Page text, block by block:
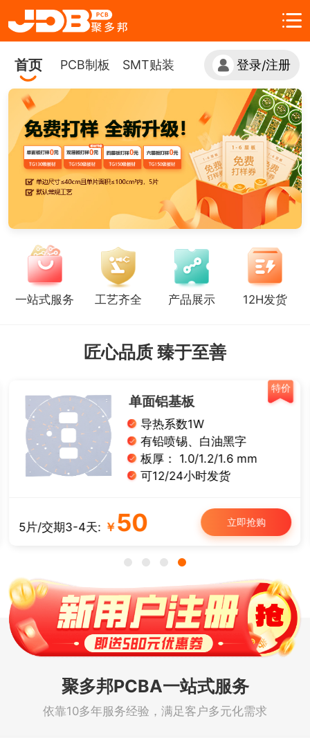
首页 PCB制板 SMT贴装 登录/注册
一站式服务 工艺齐全 产品展示 12H发货
匠心品质 臻于至善
特价
单面铝基板
导热系数1W
有铅喷锡、白油黑字
板厚： 1.0/1.2/1.6 mm
可12/24小时发货
5片/交期3-4天: ￥ 50 立即抢购
聚多邦PCBA一站式服务
依靠10多年服务经验，满足客户多元化需求